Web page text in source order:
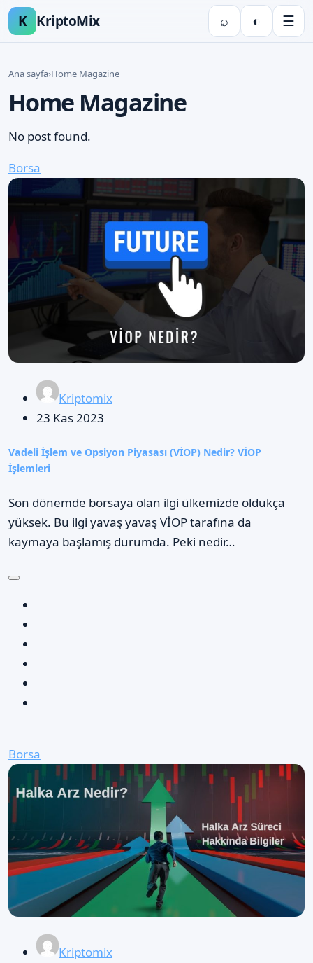
K KriptoMix ⌕ ◐ ☰
Ana sayfa›Home Magazine
Home Magazine
No post found.
Borsa
Kriptomix
23 Kas 2023
Vadeli İşlem ve Opsiyon Piyasası (VİOP) Nedir? VİOP
İşlemleri
Son dönemde borsaya olan ilgi ülkemizde oldukça
yüksek. Bu ilgi yavaş yavaş VİOP tarafına da
kaymaya başlamış durumda. Peki nedir…
Borsa
Kriptomix